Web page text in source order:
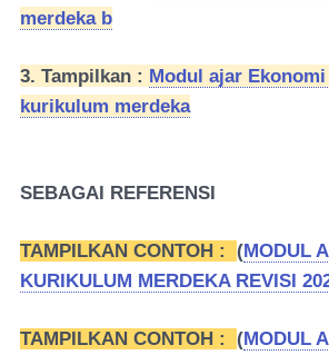
merdeka b
3. Tampilkan : Modul ajar
kurikulum merdeka
SEBAGAI REFERENSI
TAMPILKAN CONTOH : (MODUL
KURIKULUM MERDEKA REVISI
TAMPILKAN CONTOH : (MODUL